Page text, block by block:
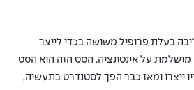
בעלת פרופיל משושה בכדי לייצר
מושלמת על אינטונציה. הסט הזה הוא הסט
ייצרו ומאז כבר הפך לסטנדרט בתעשיה,